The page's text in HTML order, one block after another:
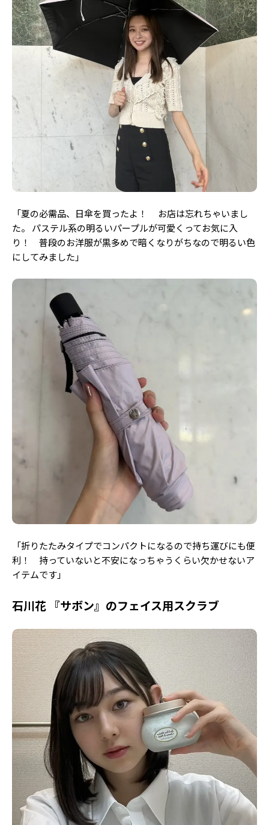
「夏の必需品、日傘を買ったよ！ お店は忘れちゃいまし
た。
パステル系の明るいパープルが可愛くってお気に入
り！ 普段のお洋服が黒多めで暗くなりがちなので明るい色
にしてみました」
「折りたたみタイプでコンパクトになるので持ち運びにも便
利！ 持っていないと不安になっちゃうくらい欠かせないア
イテムです」
石川花 『サボン』のフェイス用スクラブ